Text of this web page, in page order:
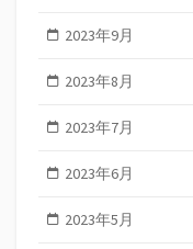
2023年9月
2023年8月
2023年7月
2023年6月
2023年5月